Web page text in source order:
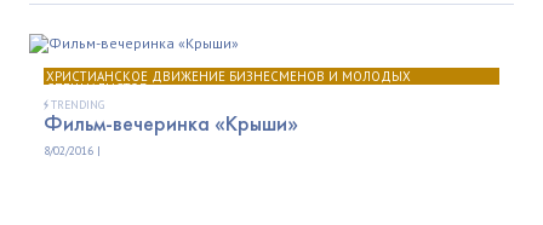
ХРИСТИАНСКОЕ ДВИЖЕНИЕ БИЗНЕСМЕНОВ И МОЛОДЫХ
СПЕЦИАЛИСТОВ
TRENDING
Фильм-вечеринка «Крыши»
8/02/2016 |